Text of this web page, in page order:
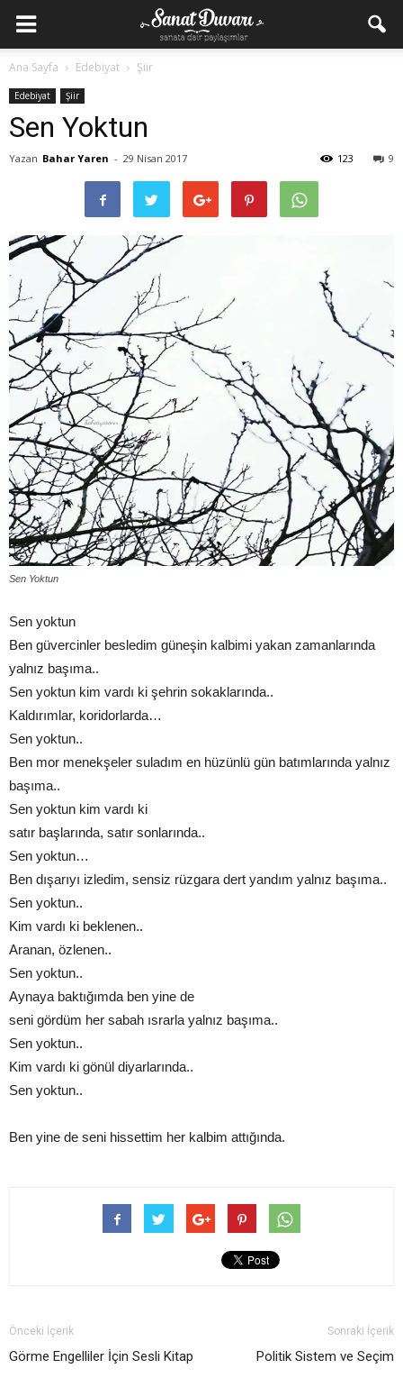
Ana Sayfa Edebiyat Şiir
Edebiyat Şiir
Sen Yoktun
Yazan Bahar Yaren - 29 Nisan 2017 9
123
Sen Yoktun
Sen yoktun
Ben güvercinler besledim güneşin kalbimi yakan zamanlarında
yalnız başıma..
Sen yoktun kim vardı ki şehrin sokaklarında..
Kaldırımlar, koridorlarda…
Sen yoktun..
Ben mor menekşeler suladım en hüzünlü gün batımlarında yalnız
başıma..
Sen yoktun kim vardı ki
satır başlarında, satır sonlarında..
Sen yoktun…
Ben dışarıyı izledim, sensiz rüzgara dert yandım yalnız başıma..
Sen yoktun..
Kim vardı ki beklenen..
Aranan, özlenen..
Sen yoktun..
Aynaya baktığımda ben yine de
seni gördüm her sabah ısrarla yalnız başıma..
Sen yoktun..
Kim vardı ki gönül diyarlarında..
Sen yoktun..
Ben yine de seni hissettim her kalbim attığında.
Önceki İçerik
Görme Engelliler İçin Sesli Kitap
Sonraki İçerik
Politik Sistem ve Seçim